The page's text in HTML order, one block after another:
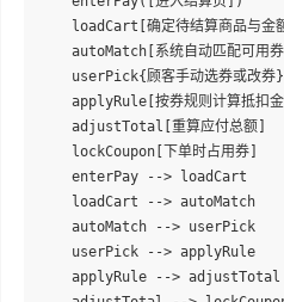
loadCart[确定待结算商品与金
autoMatch[系统自动匹配可用券
    userPick{顾客手动选券或改券}
applyRule[按券规则计算抵扣金
    adjustTotal[重算应付总额]
    lockCoupon[下单时占用券]
    enterPay --> loadCart
    loadCart --> autoMatch
    autoMatch --> userPick
    userPick --> applyRule
    applyRule --> adjustTotal